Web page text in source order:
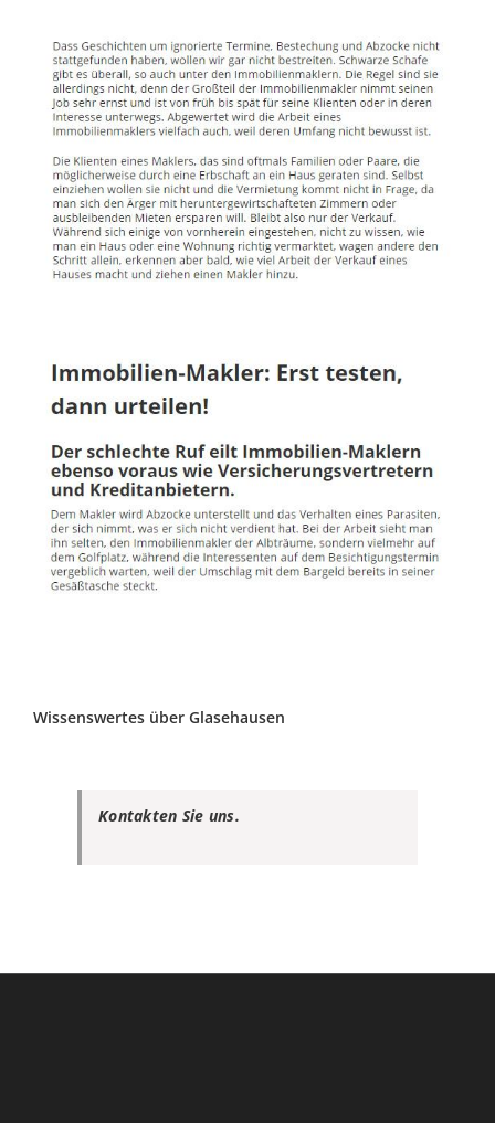
Wissenswertes über Glasehausen
Kontakten Sie uns.